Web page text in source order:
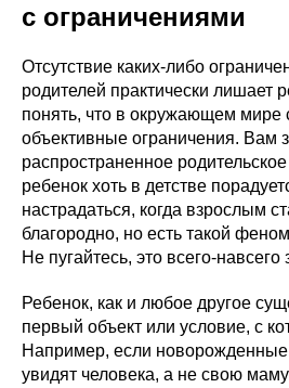
с ограничениями
Отсутствие каких-либо
родителей практически лишает
понять, что в окружающем мире
объективные ограничения. Вам
распространенное
ребенок хоть в детстве
настрадаться, когда взрослым
благородно, но есть такой
Не пугайтесь, это всего-навсего
Ребенок, как и любое другое
первый объект или условие, с
Например, если новорожденные
увидят человека, а не свою